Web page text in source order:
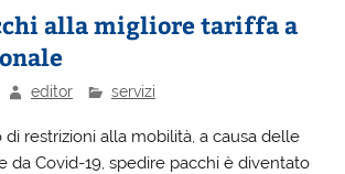
alla migliore tariffa a
editor servizi
restrizioni alla mobilità, a causa delle
da Covid-19, spedire pacchi è diventato